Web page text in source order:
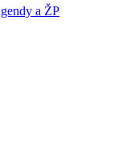
a ŽP